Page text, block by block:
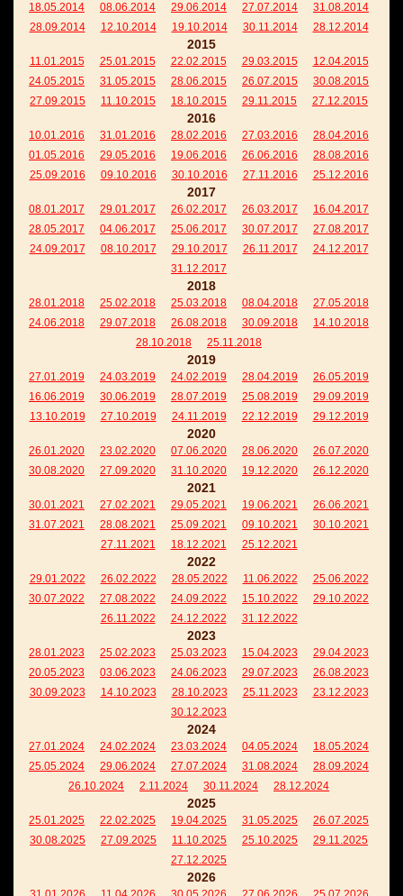
18.05.2014
08.06.2014 29.06.2014 27.07.2014
31.08.2014
28.09.2014
12.10.2014 19.10.2014 30.11.2014 28.12.2014
2015
11.01.2015 25.01.2015 22.02.2015 29.03.2015
12.04.2015
24.05.2015
31.05.2015 28.06.2015 26.07.2015
30.08.2015
27.09.2015
11.10.2015 18.10.2015 29.11.2015 27.12.2015
2016
10.01.2016 31.01.2016 28.02.2016 27.03.2016
28.04.2016
01.05.2016
29.05.2016 19.06.2016 26.06.2016
28.08.2016
25.09.2016
09.10.2016 30.10.2016 27.11.2016 25.12.2016
2017
08.01.2017 29.01.2017 26.02.2017 26.03.2017
16.04.2017
28.05.2017
04.06.2017 25.06.2017 30.07.2017
27.08.2017
24.09.2017
08.10.2017 29.10.2017 26.11.2017
24.12.2017
31.12.2017
2018
28.01.2018 25.02.2018 25.03.2018 08.04.2018
27.05.2018
24.06.2018
29.07.2018 26.08.2018 30.09.2018
14.10.2018
28.10.2018
25.11.2018
2019
27.01.2019 24.03.2019 24.02.2019 28.04.2019
26.05.2019
16.06.2019
30.06.2019 28.07.2019 25.08.2019
29.09.2019
13.10.2019
27.10.2019 24.11.2019 22.12.2019 29.12.2019
2020
26.01.2020 23.02.2020 07.06.2020 28.06.2020
26.07.2020
30.08.2020
27.09.2020 31.10.2020 19.12.2020 26.12.2020
2021
30.01.2021 27.02.2021 29.05.2021 19.06.2021
26.06.2021
31.07.2021
28.08.2021 25.09.2021 09.10.2021
30.10.2021
27.11.2021
18.12.2021 25.12.2021
2022
29.01.2022 26.02.2022 28.05.2022 11.06.2022
25.06.2022
30.07.2022
27.08.2022 24.09.2022 15.10.2022
29.10.2022
26.11.2022
24.12.2022 31.12.2022
2023
28.01.2023 25.02.2023 25.03.2023 15.04.2023
29.04.2023
20.05.2023
03.06.2023 24.06.2023 29.07.2023
26.08.2023
30.09.2023
14.10.2023 28.10.2023 25.11.2023
23.12.2023
30.12.2023
2024
27.01.2024 24.02.2024 23.03.2024 04.05.2024
18.05.2024
25.05.2024
29.06.2024 27.07.2024 31.08.2024
28.09.2024
26.10.2024
2.11.2024 30.11.2024 28.12.2024
2025
25.01.2025 22.02.2025 19.04.2025 31.05.2025
26.07.2025
30.08.2025
27.09.2025 11.10.2025 25.10.2025
29.11.2025
27.12.2025
2026